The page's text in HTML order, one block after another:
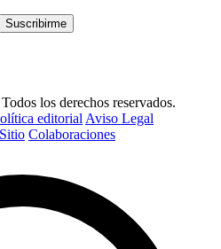
Suscribirme
los derechos reservados.
editorial Aviso Legal
Colaboraciones